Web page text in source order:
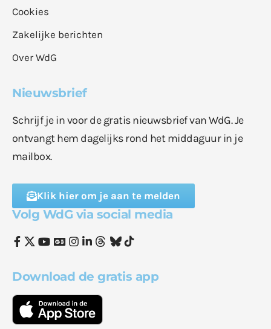
Cookies
Zakelijke berichten
Over WdG
Nieuwsbrief
Schrijf je in voor de gratis nieuwsbrief van WdG. Je
ontvangt hem dagelijks rond het middaguur in je
mailbox.
Klik hier om je aan te melden
Volg WdG via social media
Download de gratis app